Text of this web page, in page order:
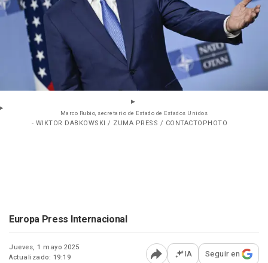
Marco Rubio, secretario de Estado de Estados Unidos
- WIKTOR DABKOWSKI / ZUMA PRESS / CONTACTOPHOTO
Europa Press Internacional
Jueves, 1 mayo 2025
Actualizado: 19:19
IA Seguir en